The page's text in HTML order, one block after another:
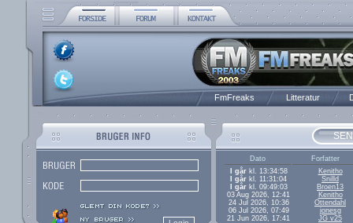
FmFreaks Litteratur
Dato
Forfatter
I gårkl. 13:34:58
Kenitho
I går kl. 11:31:04
Snilld
I gårkl. 09:49:03
Broen13
03 Aug 2026, 12:41
Kenitho
24 Jul 2026, 10:36
Ottendahl
06 Jul 2026, 07:49
jonesg
21 Jun 2026, 17:41
JG v25